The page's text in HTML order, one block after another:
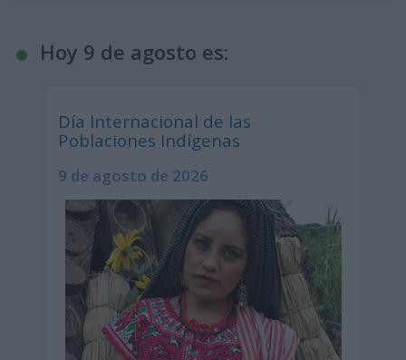
Hoy 9 de agosto es:
Día Internacional de las
Poblaciones Indígenas
9 de agosto de 2026